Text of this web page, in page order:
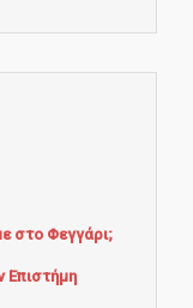
στο Φεγγάρι;
Επιστήμη